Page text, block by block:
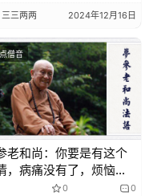
三三两两 2024年12月16日
僧音
老和尚：你要是有这个
，病痛没有了，烦恼没
0 0